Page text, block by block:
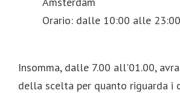
Orario: dalle 10:00 alle 23:00
Insomma, dalle 7.00 all'01.00,
della scelta per quanto riguarda i